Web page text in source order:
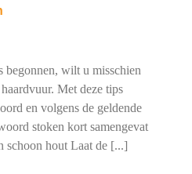
wilt u misschien
Met deze tips
en volgens de geldende
stoken kort samengevat
schoon hout Laat de [...]